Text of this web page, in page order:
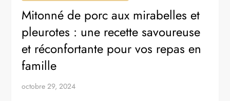
Mitonné de porc aux mirabelles et
pleurotes : une recette savoureuse
et réconfortante pour vos repas en
famille
octobre 29, 2024